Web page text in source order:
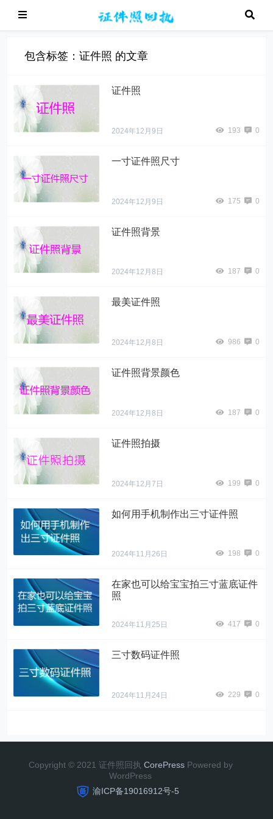
包含标签：证件照 的文章
证件照
2024年12月9日 193 0
一寸证件照尺寸
2024年12月9日 175 0
证件照背景
2024年12月8日 187 0
最美证件照
2024年12月8日 986 0
证件照背景颜色
2024年12月8日 187 0
证件照拍摄
2024年12月7日 199 0
如何用手机制作出三寸证件照
2024年11月26日 198 0
在家也可以给宝宝拍三寸蓝底证件
照
2024年11月25日 417 0
三寸数码证件照
2024年11月24日 229 0
Copyright © 2021 证件照回执 CorePress Powered by
WordPress
渝ICP备19016912号-5